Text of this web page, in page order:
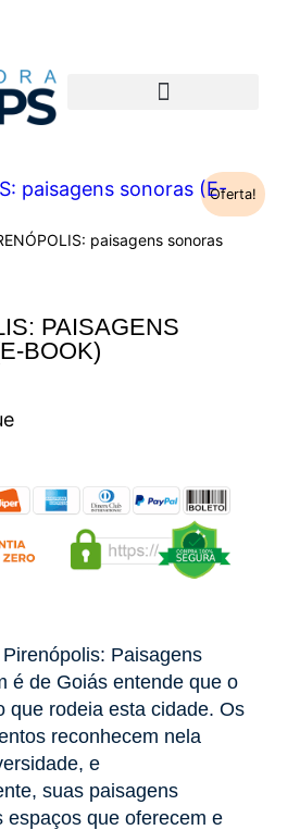
Oferta!
paisagens sonoras
PAISAGENS
BOOK)
Paisagens
é de Goiás entende que o
que rodeia esta cidade. Os
reconhecem nela
e
suas paisagens
espaços que oferecem e